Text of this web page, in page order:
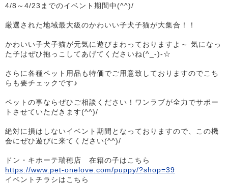
4/8～4/23までのイベント期間中(^^)/
厳選された地域最大級のかわいい子犬子猫が大集合！！
かわいい子犬子猫が元気に遊びまわっておりますよ～ 気になっ
た子はぜひ抱っこしてあげてくださいね(^_-)-☆
さらに各種ペット用品も特価でご用意致しておりますのでこち
らも要チェックです♪
ペットの事ならぜひご相談ください！ワンラブが全力でサポー
トさせていただきます(^^)/
絶対に損はしないイベント期間となっておりますので、この機
会にぜひ遊びに来てください(^^)/
ドン・キホーテ瑞穂店 在籍の子はこちら
https://www.pet-onelove.com/puppy/?shop=39
イベントチラシはこちら